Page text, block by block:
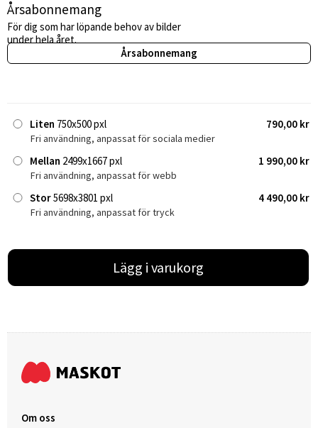
Årsabonnemang
För dig som har löpande behov av bilder
under hela året.
Årsabonnemang
Liten 750x500 pxl 790,00 kr
Fri användning, anpassat för sociala medier
Mellan 2499x1667 pxl 1 990,00 kr
Fri användning, anpassat för webb
Stor5698x3801 pxl 4 490,00 kr
Fri användning, anpassat för tryck
Lägg i varukorg
Om oss